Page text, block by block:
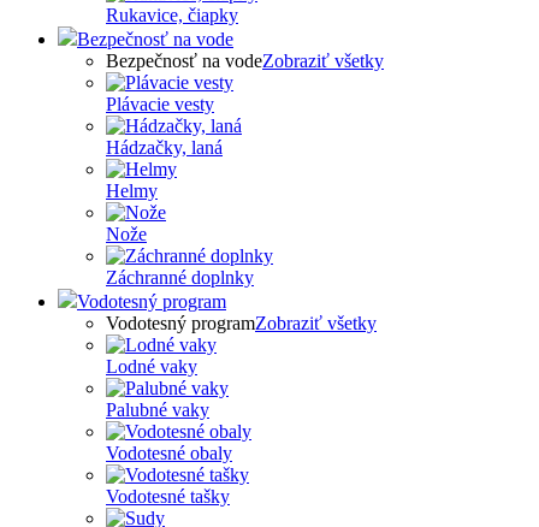
Rukavice, čiapky
Bezpečnosť na vode
Bezpečnosť na vodeZobraziť všetky
Plávacie vesty
Hádzačky, laná
Helmy
Nože
Záchranné doplnky
Vodotesný program
Vodotesný programZobraziť všetky
Lodné vaky
Palubné vaky
Vodotesné obaly
Vodotesné tašky